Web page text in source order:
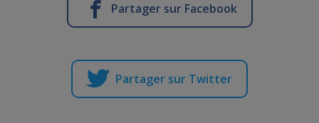
Partager sur Facebook
Partager sur Twitter